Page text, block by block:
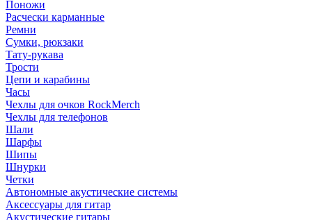
Поножи
Расчески карманные
Ремни
Сумки, рюкзаки
Тату-рукава
Трости
Цепи и карабины
Часы
Чехлы для очков RockMerch
Чехлы для телефонов
Шали
Шарфы
Шипы
Шнурки
Четки
Автономные акустические системы
Аксессуары для гитар
Акустические гитары